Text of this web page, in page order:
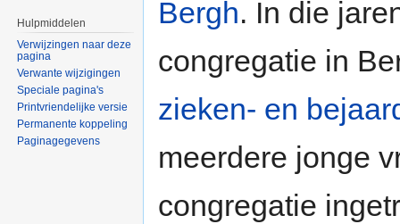
Bergh. In die
congregatie in
zieken- en
meerdere jonge
congregatie
Hulpmiddelen
Verwijzingen naar deze
pagina
Verwante wijzigingen
Speciale pagina's
Printvriendelijke versie
Permanente koppeling
Paginagegevens